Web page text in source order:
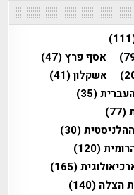
אסף פרץ(47)
אשקלון(41)
(35)
(77)
(30)
(120)
(165)
הצלה (140)